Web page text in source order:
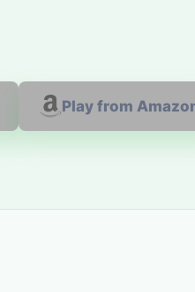
Play from